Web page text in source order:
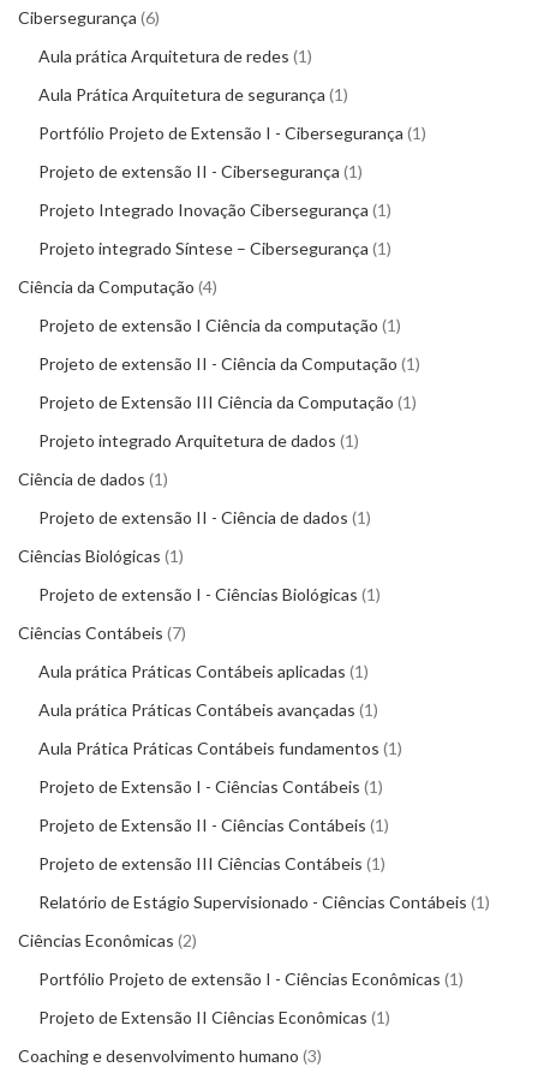
Cibersegurança 6
Aula prática Arquitetura de redes 1
Aula Prática Arquitetura de segurança 1
Portfólio Projeto de Extensão I - Cibersegurança 1
Projeto de extensão II - Cibersegurança 1
Projeto Integrado Inovação Cibersegurança 1
Projeto integrado Síntese – Cibersegurança 1
Ciência da Computação 4
Projeto de extensão I Ciência da computação 1
Projeto de extensão II - Ciência da Computação 1
Projeto de Extensão III Ciência da Computação 1
Projeto integrado Arquitetura de dados 1
Ciência de dados 1
Projeto de extensão II - Ciência de dados 1
Ciências Biológicas 1
Projeto de extensão I - Ciências Biológicas 1
Ciências Contábeis 7
Aula prática Práticas Contábeis aplicadas 1
Aula prática Práticas Contábeis avançadas 1
Aula Prática Práticas Contábeis fundamentos 1
Projeto de Extensão I - Ciências Contábeis 1
Projeto de Extensão II - Ciências Contábeis 1
Projeto de extensão III Ciências Contábeis 1
Relatório de Estágio Supervisionado - Ciências Contábeis 1
Ciências Econômicas 2
Portfólio Projeto de extensão I - Ciências Econômicas 1
Projeto de Extensão II Ciências Econômicas 1
Coaching e desenvolvimento humano 3